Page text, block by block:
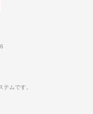
ムです。